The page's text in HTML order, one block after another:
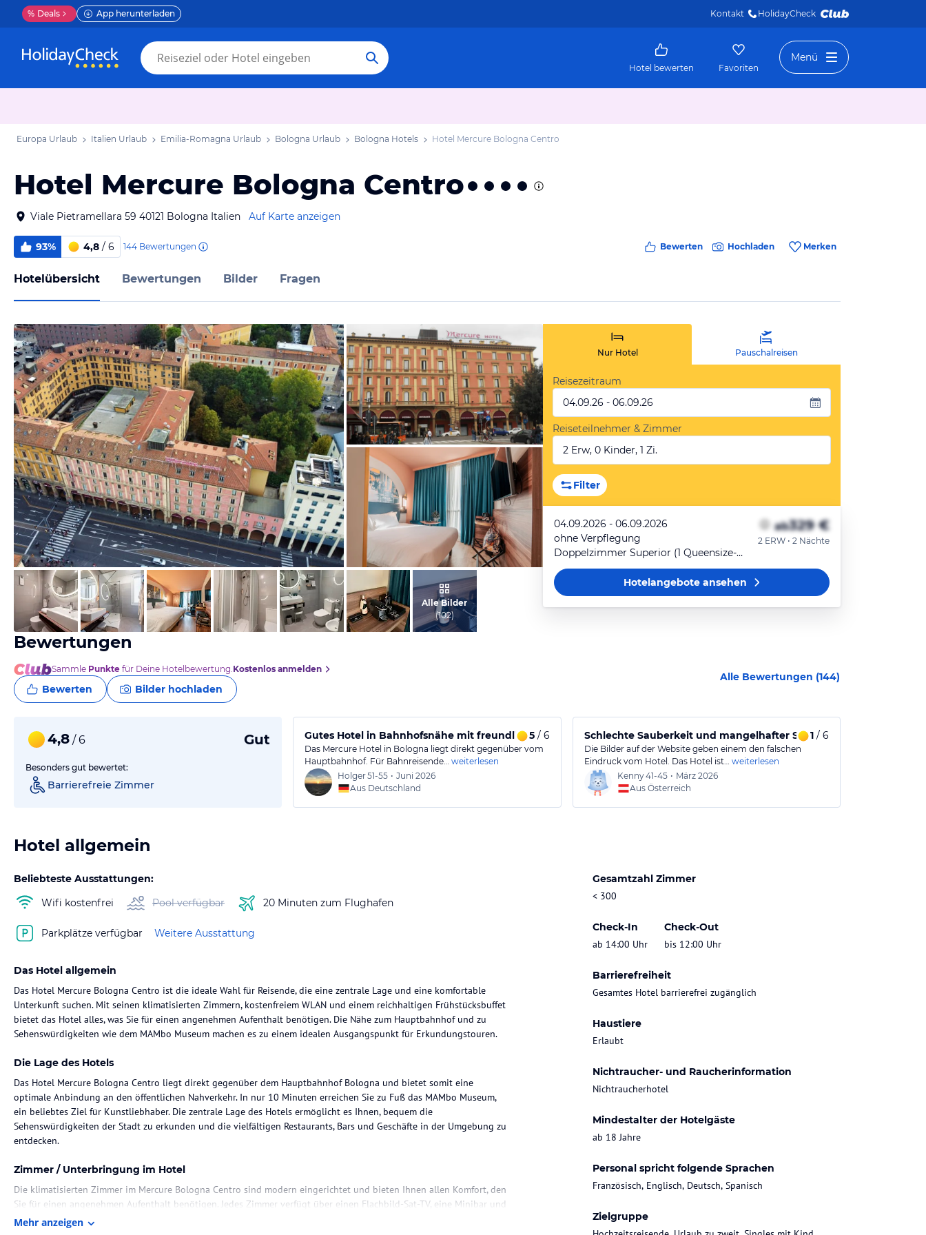
% Deals App herunterladen Kontakt HolidayCheck
Hotel bewerten Favoriten
Menü
Europa Urlaub Italien Urlaub Emilia-Romagna Urlaub Bologna Urlaub Bologna Hotels Hotel Mercure Bologna Centro
Hotel Mercure Bologna Centro
Viale Pietramellara 59 40121 Bologna Italien Auf Karte anzeigen
93% 4,8 / 6 144 Bewertungen Bewerten Hochladen Merken
Hotelübersicht Bewertungen Bilder Fragen
von André, Oktober 2022
von Werner, April 2018
vom Hotelier, April 2025
Alle Bilder
(102)
Nur Hotel Pauschalreisen
Reisezeitraum
04.09.26 - 06.09.26
Reiseteilnehmer & Zimmer
2 Erw, 0 Kinder, 1 Zi.
Filter
04.09.2026 - 06.09.2026
ohne Verpflegung
Doppelzimmer Superior (1 Queensize-Bett)
ab329 €
2 ERW • 2 Nächte
Hotelangeboteansehen
Bewertungen
Sammle Punkte für Deine Hotelbewertung.Kostenlos anmelden
Bewerten Bilder hochladen
Alle Bewertungen (144)
4,8 / 6 Gut
Besonders gut bewertet:
Barrierefreie Zimmer
Gutes Hotel in Bahnhofsnähe mit freundlichem Service
5/ 6
Das Mercure Hotel in Bologna liegt direkt gegenüber vom
Hauptbahnhof. Für Bahnreisende… weiterlesen
Holger51-55 • Juni 2026
Aus Deutschland
Schlechte Sauberkeit und mangelhafter Service enttäuschen uns.
1/ 6
Die Bilder auf der Website geben einem den falschen
Eindruck vom Hotel. Das Hotel ist… weiterlesen
Kenny41-45 • März 2026
Aus Österreich
Hotel allgemein
Beliebteste Ausstattungen:
Wifi kostenfrei
Pool verfügbar 20 Minuten zum Flughafen
Parkplätze verfügbar Weitere Ausstattung
Gesamtzahl Zimmer
< 300
Check-In
ab 14:00 Uhr
Check-Out
bis 12:00 Uhr
Barrierefreiheit
Gesamtes Hotel barrierefrei zugänglich
Haustiere
Erlaubt
Nichtraucher- und Raucherinformation
Nichtraucherhotel
Mindestalter der Hotelgäste
ab 18 Jahre
Personal spricht folgende Sprachen
Französisch, Englisch, Deutsch, Spanisch
Zielgruppe
Das Hotel allgemein
Das Hotel Mercure Bologna Centro ist die ideale Wahl für Reisende, die eine zentrale Lage und eine komfortable
Unterkunft suchen. Mit seinen klimatisierten Zimmern, kostenfreiem WLAN und einem reichhaltigen Frühstücksbuffet
bietet das Hotel alles, was Sie für einen angenehmen Aufenthalt benötigen. Die Nähe zum Hauptbahnhof und zu
Sehenswürdigkeiten wie dem MAMbo Museum machen es zu einem idealen Ausgangspunkt für Erkundungstouren.
Die Lage des Hotels
Das Hotel Mercure Bologna Centro liegt direkt gegenüber dem Hauptbahnhof Bologna und bietet somit eine
optimale Anbindung an den öffentlichen Nahverkehr. In nur 10 Minuten erreichen Sie zu Fuß das MAMbo Museum,
ein beliebtes Ziel für Kunstliebhaber. Die zentrale Lage des Hotels ermöglicht es Ihnen, bequem die
Sehenswürdigkeiten der Stadt zu erkunden und die vielfältigen Restaurants, Bars und Geschäfte in der Umgebung zu
entdecken.
Zimmer / Unterbringung im Hotel
Die klimatisierten Zimmer im Mercure Bologna Centro sind modern eingerichtet und bieten Ihnen allen Komfort, den
Sie für einen angenehmen Aufenthalt benötigen. Jedes Zimmer verfügt über einen Flachbild-Sat-TV, eine Minibar und
ein eigenes Bad mit einem Haartrockner. Der Zimmerservice steht Ihnen bis Mitternacht zur Verfügung, um Ihnen
Mehr anzeigen